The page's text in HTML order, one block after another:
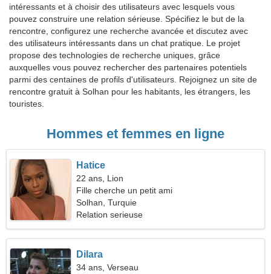
intéressants et à choisir des utilisateurs avec lesquels vous
pouvez construire une relation sérieuse. Spécifiez le but de la
rencontre, configurez une recherche avancée et discutez avec
des utilisateurs intéressants dans un chat pratique. Le projet
propose des technologies de recherche uniques, grâce
auxquelles vous pouvez rechercher des partenaires potentiels
parmi des centaines de profils d'utilisateurs. Rejoignez un site de
rencontre gratuit à Solhan pour les habitants, les étrangers, les
touristes.
Hommes et femmes en ligne
Hatice
22 ans, Lion
Fille cherche un petit ami
Solhan, Turquie
Relation serieuse
Dilara
34 ans, Verseau